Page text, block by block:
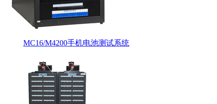
MC16/M4200手机电池测试系统